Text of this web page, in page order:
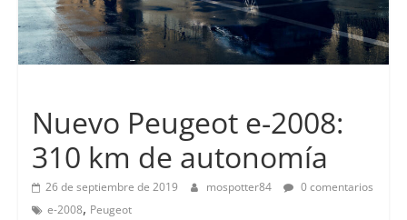
Nuevo Peugeot e-2008:
310 km de autonomía
26 de septiembre de 2019 mospotter84
0 comentarios
e-2008, Peugeot